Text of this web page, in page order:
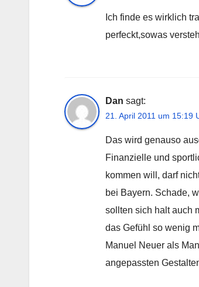
Ich finde es wirklich
perfeckt,sowas
Dan sagt:
21. April 2011 um 15:19
Das wird genauso
Finanzielle und
kommen will, darf
bei Bayern. Schade,
sollten sich halt auch
das Gefühl so wenig
Manuel Neuer als
angepassten